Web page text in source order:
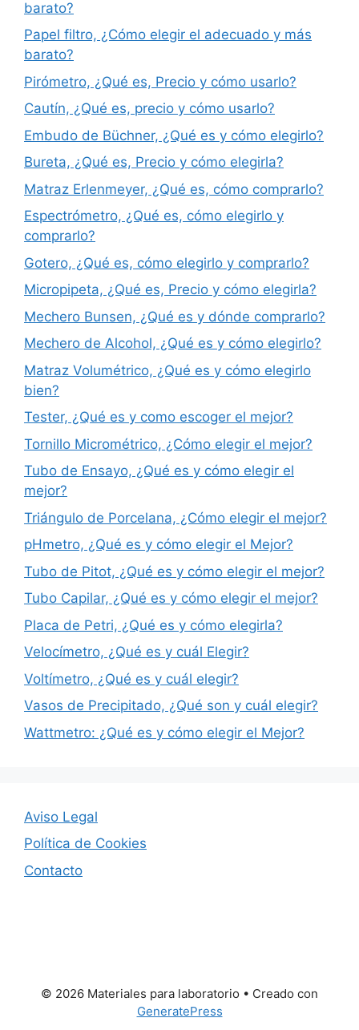
barato?
Papel filtro, ¿Cómo elegir el adecuado y más
barato?
Pirómetro, ¿Qué es, Precio y cómo usarlo?
Cautín, ¿Qué es, precio y cómo usarlo?
Embudo de Büchner, ¿Qué es y cómo elegirlo?
Bureta, ¿Qué es, Precio y cómo elegirla?
Matraz Erlenmeyer, ¿Qué es, cómo comprarlo?
Espectrómetro, ¿Qué es, cómo elegirlo y
comprarlo?
Gotero, ¿Qué es, cómo elegirlo y comprarlo?
Micropipeta, ¿Qué es, Precio y cómo elegirla?
Mechero Bunsen, ¿Qué es y dónde comprarlo?
Mechero de Alcohol, ¿Qué es y cómo elegirlo?
Matraz Volumétrico, ¿Qué es y cómo elegirlo
bien?
Tester, ¿Qué es y como escoger el mejor?
Tornillo Micrométrico, ¿Cómo elegir el mejor?
Tubo de Ensayo, ¿Qué es y cómo elegir el
mejor?
Triángulo de Porcelana, ¿Cómo elegir el mejor?
pHmetro, ¿Qué es y cómo elegir el Mejor?
Tubo de Pitot, ¿Qué es y cómo elegir el mejor?
Tubo Capilar, ¿Qué es y cómo elegir el mejor?
Placa de Petri, ¿Qué es y cómo elegirla?
Velocímetro, ¿Qué es y cuál Elegir?
Voltímetro, ¿Qué es y cuál elegir?
Vasos de Precipitado, ¿Qué son y cuál elegir?
Wattmetro: ¿Qué es y cómo elegir el Mejor?
Aviso Legal
Política de Cookies
Contacto
© 2026 Materiales para laboratorio • Creado con
GeneratePress